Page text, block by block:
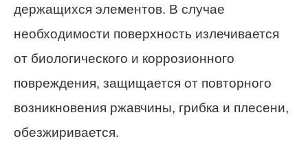
держащихся элементов. В случае
необходимости поверхность излечивается
от биологического и коррозионного
повреждения, защищается от повторного
возникновения ржавчины, грибка и плесени,
обезжиривается.